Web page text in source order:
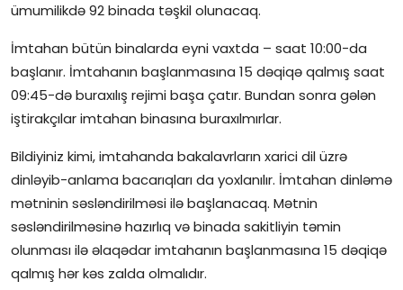
ümumilikdə 92 binada təşkil olunacaq.
İmtahan bütün binalarda eyni vaxtda – saat 10:00-da
başlanır. İmtahanın başlanmasına 15 dəqiqə qalmış saat
09:45-də buraxılış rejimi başa çatır. Bundan sonra gələn
iştirakçılar imtahan binasına buraxılmırlar.
Bildiyiniz kimi, imtahanda bakalavrların xarici dil üzrə
dinləyib-anlama bacarıqları da yoxlanılır. İmtahan dinləmə
mətninin səsləndirilməsi ilə başlanacaq. Mətnin
səsləndirilməsinə hazırlıq və binada sakitliyin təmin
olunması ilə əlaqədar imtahanın başlanmasına 15 dəqiqə
qalmış hər kəs zalda olmalıdır.